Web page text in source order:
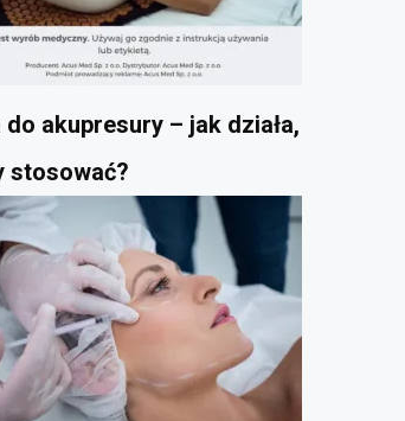
do akupresury – jak działa,
stosować?